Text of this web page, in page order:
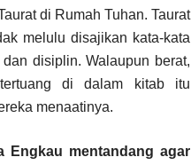
di Rumah Tuhan. Taurat
melulu disajikan kata-kata
disiplin. Walaupun berat,
di dalam kitab itu
menaatinya.
Engkau mentandang agar